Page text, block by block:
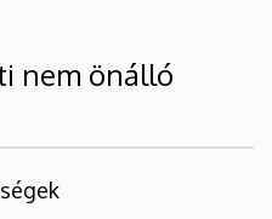
nem önálló